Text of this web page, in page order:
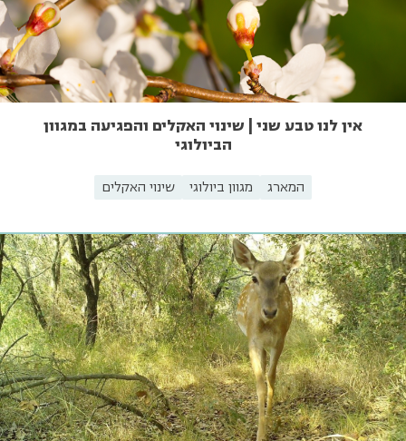
אין לנו טבע שני | שינוי האקלים והפגיעה במגוון
הביולוגי
המארג מגוון ביולוגי שינוי האקלים